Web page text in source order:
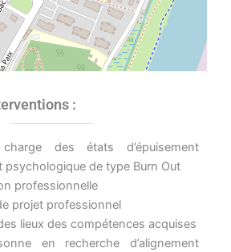
:
des états d’épuisement
psychologique de type Burn Out
professionnelle
projet professionnel
lieux des compétences acquises
en recherche d’alignement